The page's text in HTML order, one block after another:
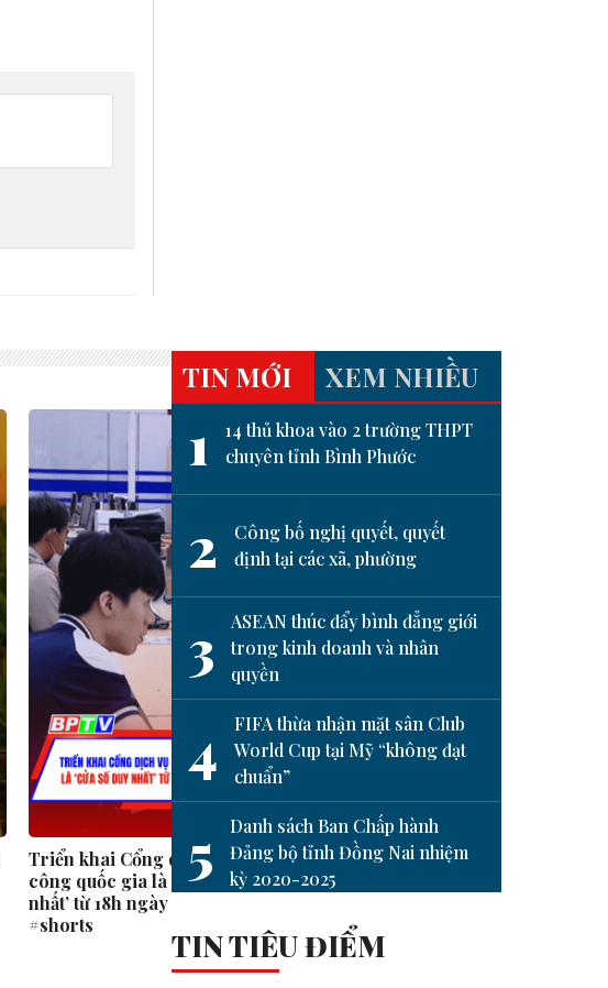
Triển khai Cổng dịch vụ
công quốc gia là ‘cửa số duy
nhất’ từ 18h ngày 27-6
#shorts
Hạnh phúc là khi ta nhận ra
next
TIN MỚI XEM NHIỀU
1
14 thủ khoa vào 2 trường THPT
chuyên tỉnh Bình Phước
2
Công bố nghị quyết, quyết
định tại các xã, phường
3
ASEAN thúc đẩy bình đẳng giới
trong kinh doanh và nhân
quyền
4
FIFA thừa nhận mặt sân Club
World Cup tại Mỹ “không đạt
chuẩn”
5
Danh sách Ban Chấp hành
Đảng bộ tỉnh Đồng Nai nhiệm
kỳ 2020-2025
TIN TIÊU ĐIỂM